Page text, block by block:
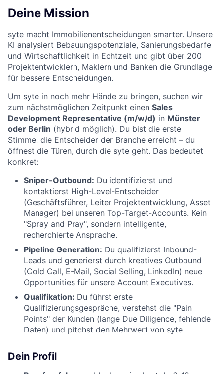
Deine Mission
syte macht Immobilienentscheidungen smarter. Unsere
KI analysiert Bebauungspotenziale, Sanierungsbedarfe
und Wirtschaftlichkeit in Echtzeit und gibt über 200
Projektentwicklern, Maklern und Banken die Grundlage
für bessere Entscheidungen.
Um syte in noch mehr Hände zu bringen, suchen wir
zum nächstmöglichen Zeitpunkt einen Sales
Development Representative (m/w/d) in Münster
oder Berlin (hybrid möglich). Du bist die erste
Stimme, die Entscheider der Branche erreicht – du
öffnest die Türen, durch die syte geht. Das bedeutet
konkret:
Sniper-Outbound: Du identifizierst und
kontaktierst High-Level-Entscheider
(Geschäftsführer, Leiter Projektentwicklung, Asset
Manager) bei unseren Top-Target-Accounts. Kein
"Spray and Pray", sondern intelligente,
recherchierte Ansprache.
Pipeline Generation: Du qualifizierst Inbound-
Leads und generierst durch kreatives Outbound
(Cold Call, E-Mail, Social Selling, LinkedIn) neue
Opportunities für unsere Account Executives.
Qualifikation: Du führst erste
Qualifizierungsgespräche, verstehst die "Pain
Points" der Kunden (lange Due Diligence, fehlende
Daten) und pitchst den Mehrwert von syte.
Dein Profil